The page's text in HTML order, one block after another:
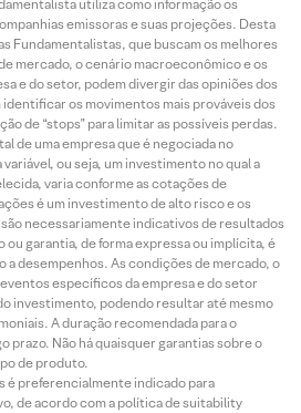
utiliza como informação os
emissoras e suas projeções. Desta
Fundamentalistas, que buscam os melhores
mercado, o cenário macroeconômico e os
e do setor, podem divergir das opiniões dos
os movimentos mais prováveis dos
de “stops” para limitar as possíveis perdas.
de uma empresa que é negociada no
ou seja, um investimento no qual a
varia conforme as cotações de
é um investimento de alto risco e os
necessariamente indicativos de resultados
garantia, de forma expressa ou implícita, é
a desempenhos. As condições de mercado, o
específicos da empresa e do setor
investimento, podendo resultar até mesmo
A duração recomendada para o
prazo. Não há quaisquer garantias sobre o
de produto.
é preferencialmente indicado para
de acordo com a política de suitability